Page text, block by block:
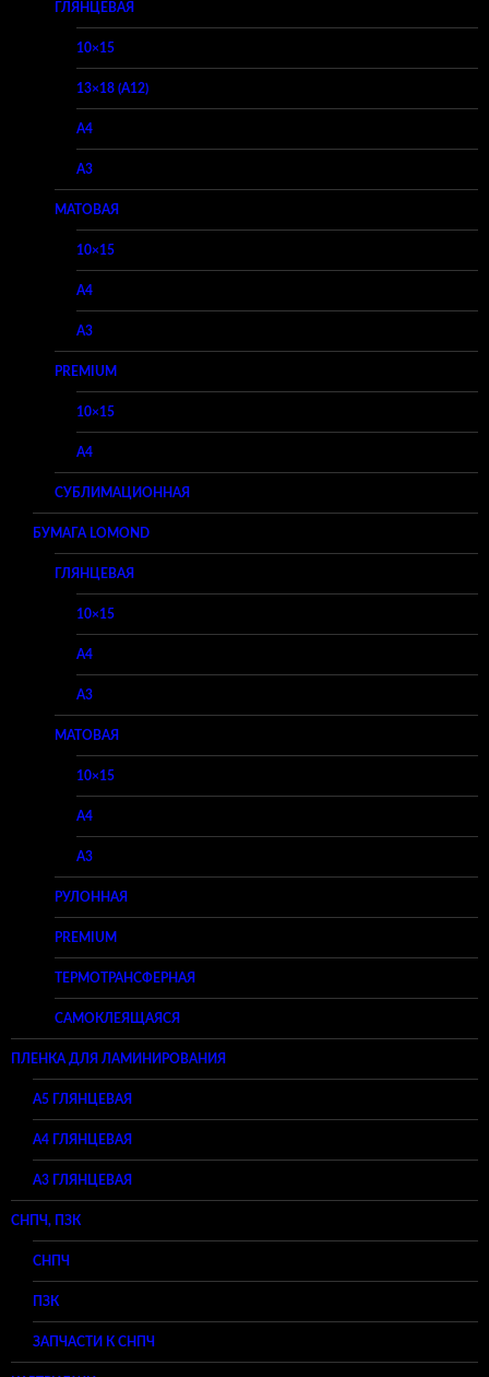
ГЛЯНЦЕВАЯ
10×15
13×18 (A12)
A4
A3
МАТОВАЯ
10×15
A4
A3
PREMIUM
10×15
A4
СУБЛИМАЦИОННАЯ
БУМАГА LOMOND
ГЛЯНЦЕВАЯ
10×15
A4
A3
МАТОВАЯ
10×15
A4
A3
РУЛОННАЯ
PREMIUM
ТЕРМОТРАНСФЕРНАЯ
САМОКЛЕЯЩАЯСЯ
ПЛЕНКА ДЛЯ ЛАМИНИРОВАНИЯ
A5 ГЛЯНЦЕВАЯ
А4 ГЛЯНЦЕВАЯ
A3 ГЛЯНЦЕВАЯ
СНПЧ, ПЗК
СНПЧ
ПЗК
ЗАПЧАСТИ К СНПЧ